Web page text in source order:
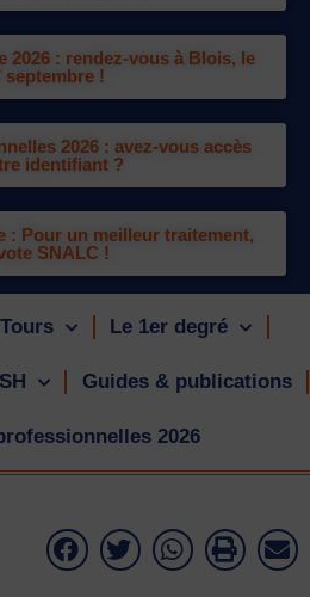
2026 : rendez-vous à Blois, le
septembre !
2026 : avez-vous accès
identifiant ?
: Pour un meilleur traitement,
SNALC !
Le 1er degré
Guides & publications
2026